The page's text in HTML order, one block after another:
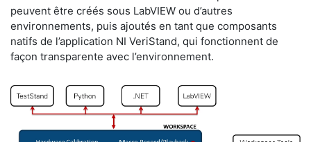
peuvent être créés sous LabVIEW ou d’autres
environnements, puis ajoutés en tant que composants
natifs de l’application NI VeriStand, qui fonctionnent de
façon transparente avec l’environnement.